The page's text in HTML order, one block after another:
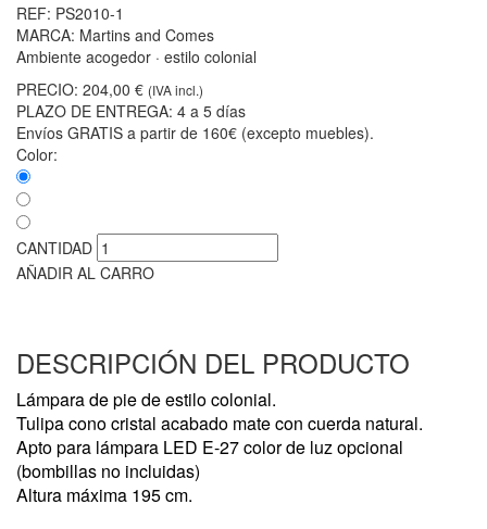
REF: PS2010-1
MARCA: Martins and Comes
Ambiente acogedor · estilo colonial
PRECIO: 204,00 € (IVA incl.)
PLAZO DE ENTREGA: 4 a 5 días
Envíos GRATIS a partir de 160€ (excepto muebles).
Color:
CANTIDAD
AÑADIR AL CARRO
DESCRIPCIÓN DEL PRODUCTO
Lámpara de pie de estilo colonial.
Tulipa cono cristal acabado mate con cuerda natural.
Apto para lámpara LED E-27 color de luz opcional
(bombillas no incluidas)
Altura máxima 195 cm.